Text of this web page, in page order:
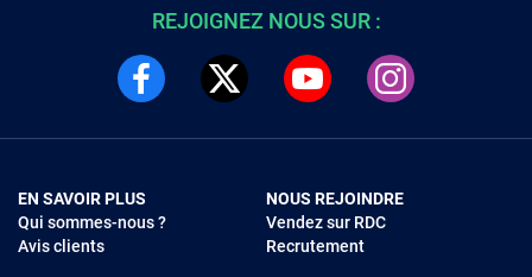
REJOIGNEZ NOUS SUR :
EN SAVOIR PLUS
Qui sommes-nous ?
Avis clients
NOUS REJOINDRE
Vendez sur RDC
Recrutement